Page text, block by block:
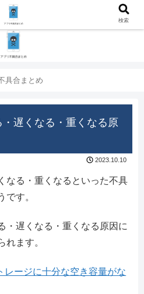
具合まとめ
遅くなる・重くなる原
2023.10.10
なる・重くなるといった不具
です。
・遅くなる・重くなる原因に
れます。
レージに十分な空き容量がな
検索